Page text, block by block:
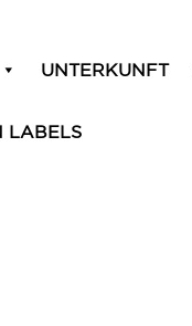
UNTERKUNFT
LABELS